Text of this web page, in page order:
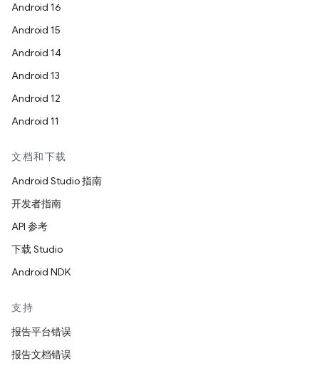
Android 16
Android 15
Android 14
Android 13
Android 12
Android 11
文档和下载
Android Studio 指南
开发者指南
API 参考
下载 Studio
Android NDK
支持
报告平台错误
报告文档错误